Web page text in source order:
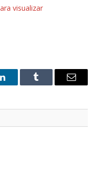
visualizar
LinkedInTumblr
E-